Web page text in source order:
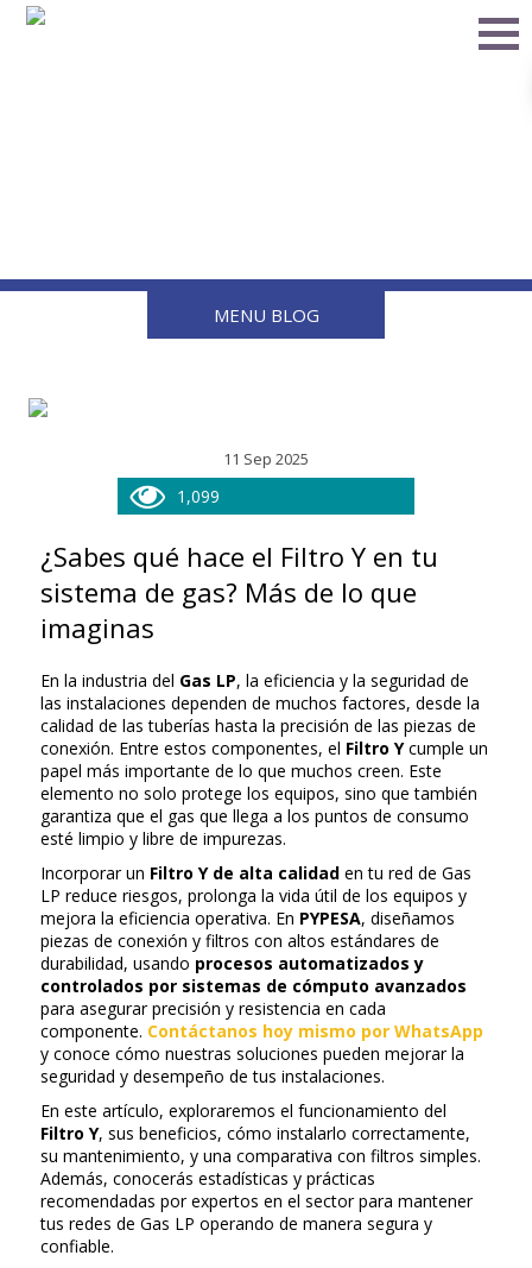
MENU BLOG
11 Sep 2025
1,099
¿Sabes qué hace el Filtro Y en tu
sistema de gas? Más de lo que
imaginas
En la industria del Gas LP, la eficiencia y la seguridad de
las instalaciones dependen de muchos factores, desde la
calidad de las tuberías hasta la precisión de las piezas de
conexión. Entre estos componentes, el Filtro Ycumple un
papel más importante de lo que muchos creen. Este
elemento no solo protege los equipos, sino que también
garantiza que el gas que llega a los puntos de consumo
esté limpio y libre de impurezas.
Incorporar un Filtro Y de alta calidad en tu red de Gas
LP reduce riesgos, prolonga la vida útil de los equipos y
mejora la eficiencia operativa. En PYPESA, diseñamos
piezas de conexión y filtros con altos estándares de
durabilidad, usando procesos automatizados y
controlados por sistemas de cómputo avanzados
para asegurar precisión y resistencia en cada
componente. Contáctanos hoy mismo por WhatsApp
y conoce cómo nuestras soluciones pueden mejorar la
seguridad y desempeño de tus instalaciones.
En este artículo, exploraremos el funcionamiento del
Filtro Y, sus beneficios, cómo instalarlo correctamente,
su mantenimiento, y una comparativa con filtros simples.
Además, conocerás estadísticas y prácticas
recomendadas por expertos en el sector para mantener
tus redes de Gas LP operando de manera segura y
confiable.